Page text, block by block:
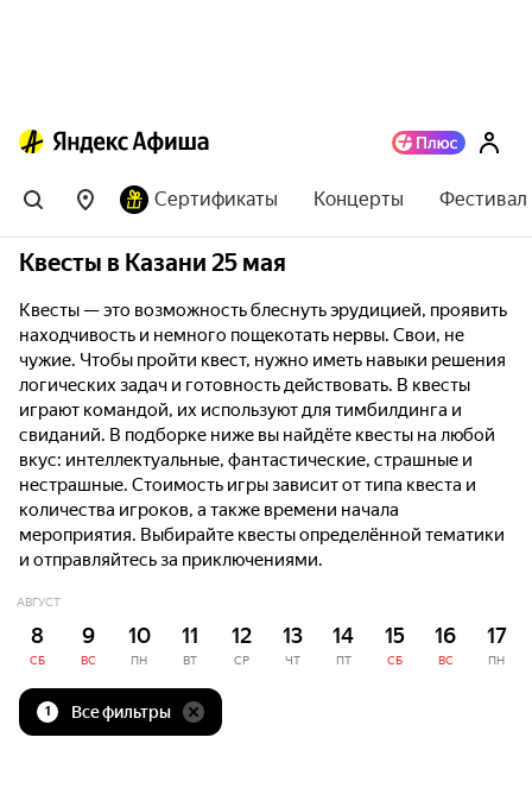
Сертификаты Концерты
Квесты в Казани 25 мая
Квесты — это возможность блеснуть эрудицией, проявить
находчивость и немного пощекотать нервы. Свои, не
чужие. Чтобы пройти квест, нужно иметь навыки решения
логических задач и готовность действовать. В квесты
играют командой, их используют для тимбилдинга и
свиданий. В подборке ниже вы найдёте квесты на любой
вкус: интеллектуальные, фантастические, страшные и
нестрашные. Стоимость игры зависит от типа квеста и
количества игроков, а также времени начала
мероприятия. Выбирайте квесты определённой тематики
и отправляйтесь за приключениями.
АВГУСТ
8
СБ
9
ВС
10
ПН
11
ВТ
12
СР
13
ЧТ
14
ПТ
15
СБ
16
ВС
17
ПН
1 Все фильтры